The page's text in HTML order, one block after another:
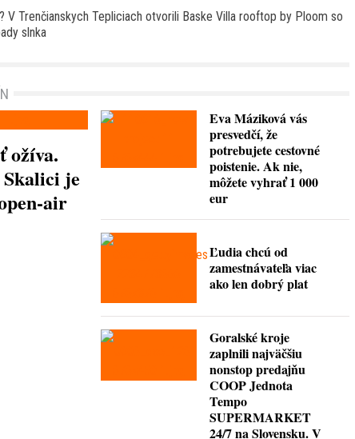
V Trenčianskych Tepliciach otvorili Baske Villa rooftop by Ploom so
slnka
ožíva.
je
air
Eva Máziková vás
presvedčí, že
potrebujete cestovné
poistenie. Ak nie,
môžete vyhrať 1 000
eur
Ľudia chcú od
zamestnávateľa viac
ako len dobrý plat
Goralské kroje
zaplnili najväčšiu
nonstop predajňu
COOP Jednota
Tempo
SUPERMARKET
24/7 na Slovensku. V